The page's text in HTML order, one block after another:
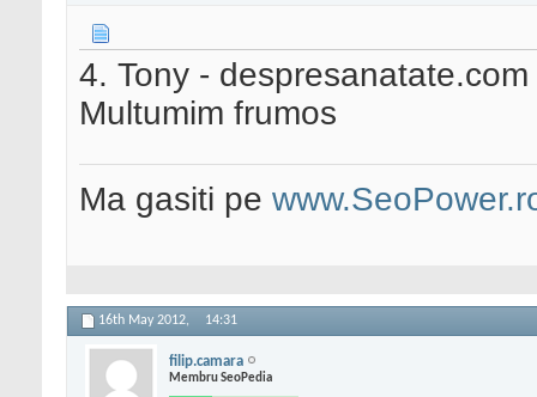
4. Tony - despresanatate.com
Multumim frumos
Ma gasiti pe
16th May 2012, 14:31
filip.camara
Membru SeoPedia